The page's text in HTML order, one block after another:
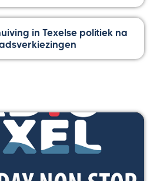
in Texelse politiek na